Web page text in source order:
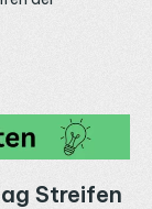
Streifen